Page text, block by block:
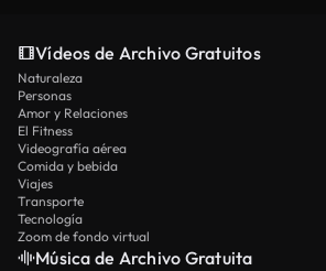
Vídeos de Archivo Gratuitos
Naturaleza
Personas
Amor y Relaciones
El Fitness
Videografía aérea
Comida y bebida
Viajes
Transporte
Tecnología
Zoom de fondo virtual
Música de Archivo Gratuita